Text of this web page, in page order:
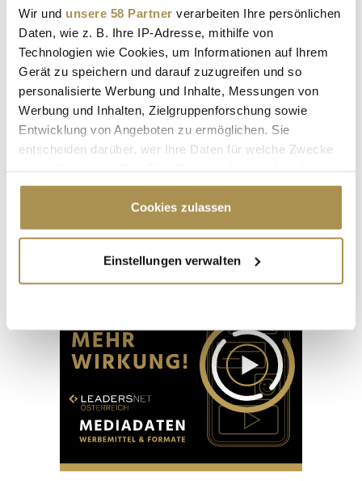
Wir und unsere 58 Partner verarbeiten Ihre persönlichen
Daten, wie z. B. Ihre IP-Adresse, mithilfe von
Technologien wie Cookies, um Informationen auf Ihrem
Gerät zu speichern und darauf zuzugreifen und so
personalisierte Werbung und Inhalte, Messungen von
Werbung und Inhalten, Zielgruppenforschung sowie
Entwicklung von Angeboten zu ermöglichen. Sie
entscheiden darüber, wer Ihre Daten für welche Zwecke
Cookie-Erklärung oder durch Klicken auf das Privacy
Trigger Symbol ändern oder widerrufen
Informationen über Ihre geografische Lage
erfassen, welche bis auf einige Meter genau sein
bestimmten Merkmalen (Fingerprinting) identifizieren
Erfahren Sie mehr darüber, wie Ihre persönlichen Daten
verarbeitet werden, und legen Sie Ihre Präferenzen im
Abschnitt Einzelheiten
Wir verwenden Cookies, um Inhalte und Anzeigen zu
personalisieren, Funktionen für soziale Medien anbieten
Cookies zulassen
Einstellungen verwalten
Seite 1 / 5 WEITER
Advertisement